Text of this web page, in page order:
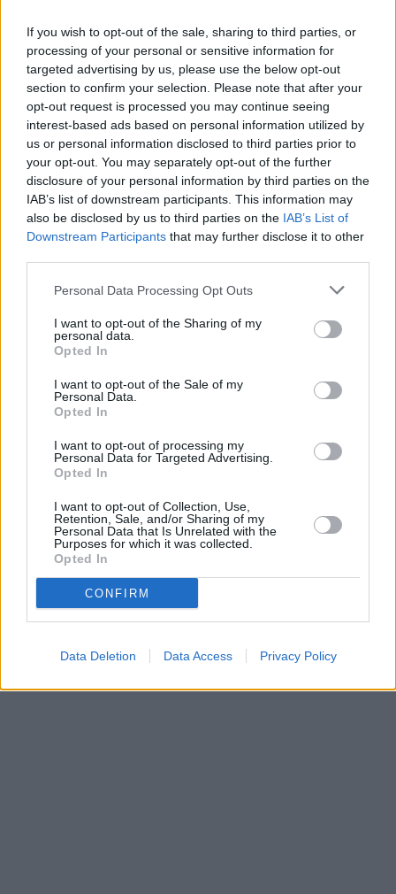
If you wish to opt-out of the sale, sharing to third parties, or
processing of your personal or sensitive information for
targeted advertising by us, please use the below opt-out
section to confirm your selection. Please note that after your
opt-out request is processed you may continue seeing
interest-based ads based on personal information utilized by
us or personal information disclosed to third parties prior to
your opt-out. You may separately opt-out of the further
disclosure of your personal information by third parties on the
IAB’s list of downstream participants. This information may
also be disclosed by us to third parties on the IAB’s List of
Downstream Participants that may further disclose it to other
Personal Data Processing Opt Outs
I want to opt-out of the Sharing of my
personal data.
Opted In
I want to opt-out of the Sale of my
Personal Data.
Opted In
I want to opt-out of processing my
Personal Data for Targeted Advertising.
Opted In
I want to opt-out of Collection, Use,
Retention, Sale, and/or Sharing of my
Personal Data that Is Unrelated with the
Purposes for which it was collected.
Opted In
CONFIRM
Data Deletion Data Access Privacy Policy
Pracovní nabídky
07.08.2026 -Bosch Powertrain s.r.o. Jihlava • linkový střídač • mzda
48.400 Kč • příspěvek na ubytování (Jihlava, okres Jihlava)
07.08.2026 -
Bosch Powertrain s.r.o. Jihlava • obsluha CNC strojů •
48.400 Kč • náborový bonus 50.000 Kč • příspěvek na ubytování
okres Jihlava)
06.08.2026 -Bosch Powertrain s.r.o. Jihlava • CNC operátor• mzda
Kč • náborový bonus 50.000 Kč • příspěvek na ubytování (Jihlava,
Jihlava)
06.08.2026 -Bosch Powertrain s.r.o. • montážní dělník • mzda 44.700
týdenní zálohy na mzdu 2.000 Kč (Jihlava, okres Jihlava)
06.08.2026 -Bosch Powertrain s.r.o. Jihlava • práce ve skladu • mzda
... další nabídky zaměstnání
Vybrané články
Prima sport - co nabídne v prvním
Parabola.cz- web o satelitní, terestrické a kabelové televizi, ©
Dovolená u moře•Bazény